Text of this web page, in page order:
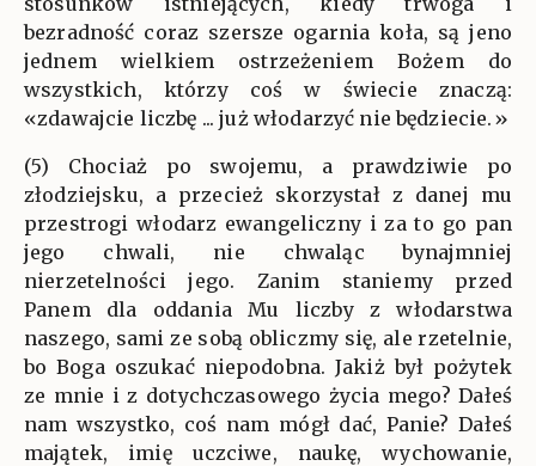
bezradność coraz szersze ogarnia koła, są jeno
jednem wielkiem ostrzeżeniem Bożem do
wszystkich, którzy coś w świecie znaczą:
«zdawajcie liczbę ... już włodarzyć nie będziecie.»
(5) Chociaż po swojemu, a prawdziwie po
złodziejsku, a przecież skorzystał z danej mu
przestrogi włodarz ewangeliczny i za to go pan
jego chwali, nie chwaląc bynajmniej
nierzetelności jego. Zanim staniemy przed
Panem dla oddania Mu liczby z włodarstwa
naszego, sami ze sobą obliczmy się, ale rzetelnie,
bo Boga oszukać niepodobna. Jakiż był pożytek
ze mnie i z dotychczasowego życia mego? Dałeś
nam wszystko, coś nam mógł dać, Panie? Dałeś
majątek, imię uczciwe, naukę, wychowanie,